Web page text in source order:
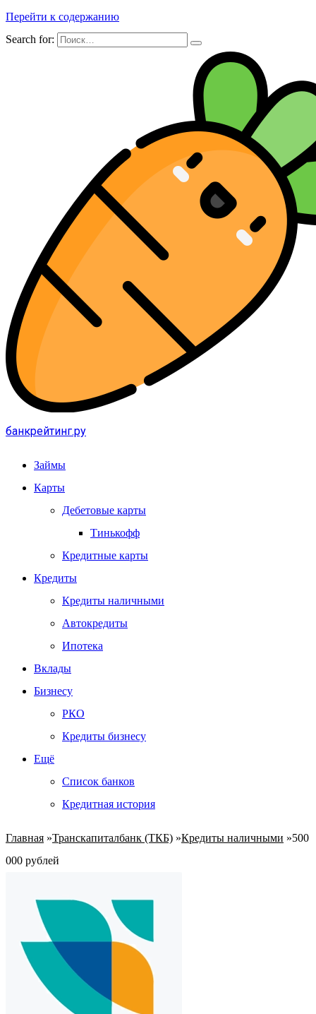
Перейти к содержанию
Search for:
банкрейтинг.ру
Займы
Карты
Дебетовые карты
Тинькофф
Кредитные карты
Кредиты
Кредиты наличными
Автокредиты
Ипотека
Вклады
Бизнесу
РКО
Кредиты бизнесу
Ещё
Список банков
Кредитная история
Главная »Транскапиталбанк (ТКБ) »Кредиты наличными »500
000 рублей